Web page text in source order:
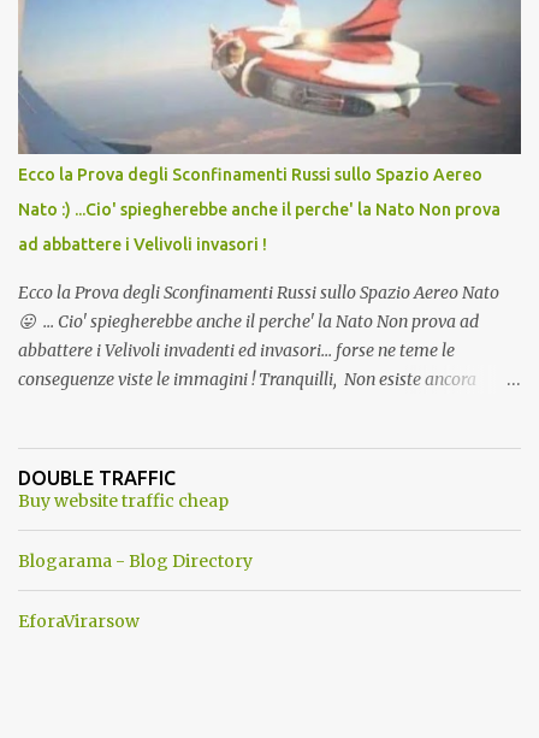
andava bene anche, a Temperatura Ambiente"! Riproponiamo
l'articolo per NON Dimenticare!
Ecco la Prova degli Sconfinamenti Russi sullo Spazio Aereo
Nato :) ...Cio' spiegherebbe anche il perche' la Nato Non prova
ad abbattere i Velivoli invasori !
Ecco la Prova degli Sconfinamenti Russi sullo Spazio Aereo Nato
😛 ... Cio' spiegherebbe anche il perche' la Nato Non prova ad
abbattere i Velivoli invadenti ed invasori... forse ne teme le
conseguenze viste le immagini ! Tranquilli, Non esiste ancora
ancora una fantasia Nato o forse una "False Flag", per provocare
una guerra mondiale che difficilmente da menti sane, potrebbe
DOUBLE TRAFFIC
Buy website traffic cheap
Blogarama - Blog Directory
EforaVirarsow